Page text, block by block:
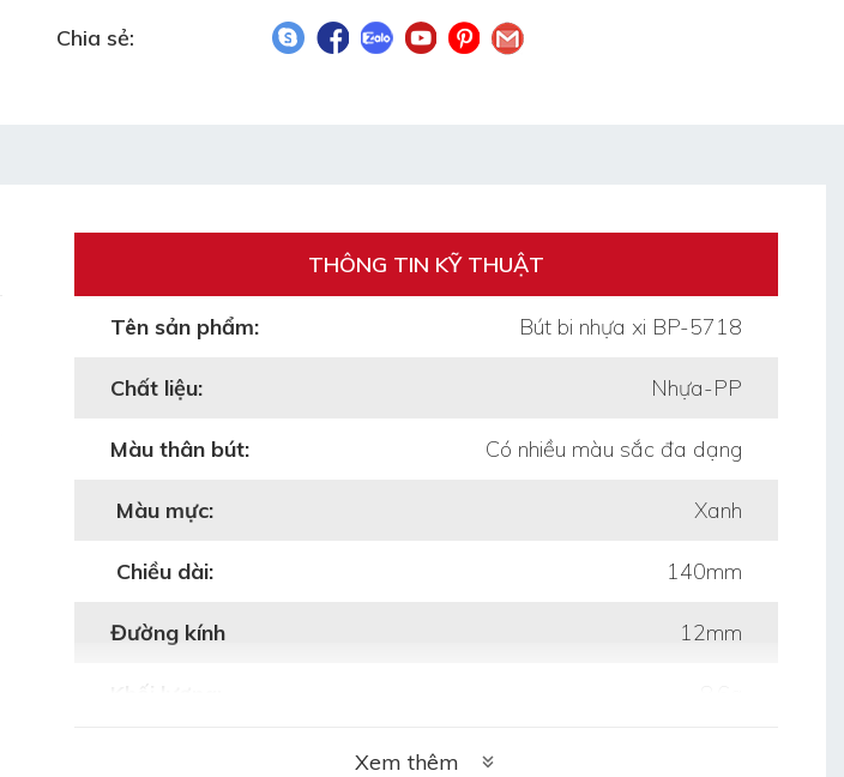
Chia sẻ:
THÔNG TIN KỸ THUẬT
Tên sản phẩm: Bút bi nhựa xi BP-5718
Chất liệu: Nhựa-PP
Màu thân bút: Có nhiều màu sắc đa dạng
Màu mực: Xanh
Chiều dài: 140mm
Đường kính 12mm
Khối lượng:
Xem thêm